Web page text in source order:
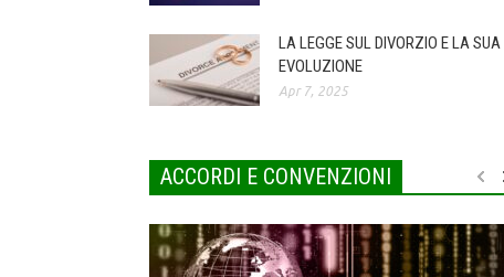
LA LEGGE SUL DIVORZIO E LA SUA
EVOLUZIONE
Apr 7, 2025
ACCORDI E CONVENZIONI